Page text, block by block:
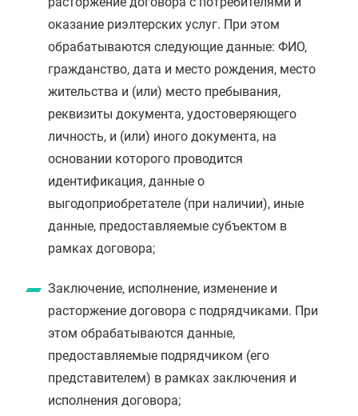
оказание риэлтерских услуг. При этом
обрабатываются следующие данные: ФИО,
гражданство, дата и место рождения, место
жительства и (или) место пребывания,
реквизиты документа, удостоверяющего
личность, и (или) иного документа, на
основании которого проводится
идентификация, данные о
выгодоприобретателе (при наличии), иные
данные, предоставляемые субъектом в
рамках договора;
Заключение, исполнение, изменение и
расторжение договора с подрядчиками. При
этом обрабатываются данные,
предоставляемые подрядчиком (его
представителем) в рамках заключения и
исполнения договора;